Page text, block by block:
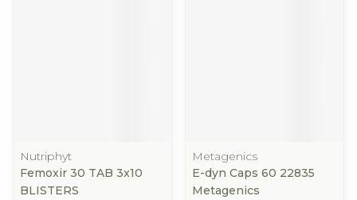
Nutriphyt
Femoxir 30 TAB 3x10
BLISTERS
Metagenics
E-dyn Caps 60 22835
Metagenics